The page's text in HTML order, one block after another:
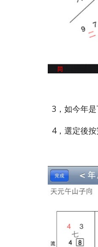
3，如今年
4，選定後